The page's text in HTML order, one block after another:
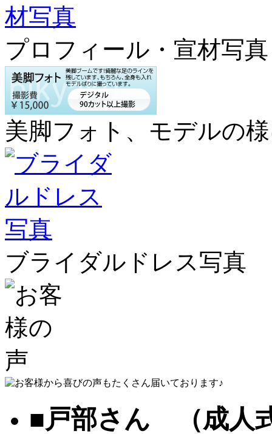
プロフィール・宣材写真
美脚フォト、モデルの
ブライダルドレス写真
■戸部さん （成人